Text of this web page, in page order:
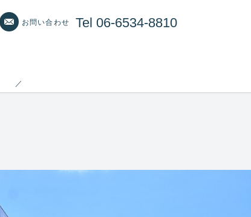
Tel 06-6534-8810
お問い合わせ
／